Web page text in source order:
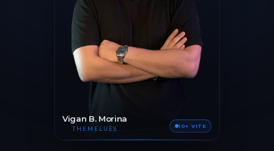
Vigan B. Morina
THEMELUES 10+ VITE